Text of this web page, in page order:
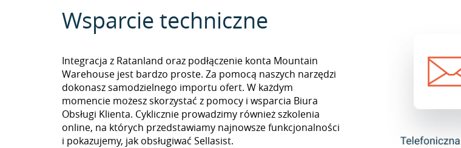
Wsparcie techniczne
Integracja z Ratanland oraz podłączenie konta Mountain
Warehouse jest bardzo proste. Za pomocą naszych narzędzi
dokonasz samodzielnego importu ofert. W każdym
momencie możesz skorzystać z pomocy i wsparcia Biura
Obsługi Klienta. Cyklicznie prowadzimy również szkolenia
online, na których przedstawiamy najnowsze funkcjonalności
i pokazujemy, jak obsługiwać Sellasist.